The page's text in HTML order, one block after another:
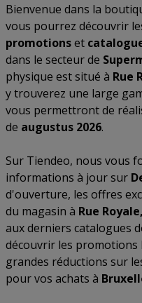
Bienvenue dans la
vous pourrez découvrir
promotionset
dans le secteur de
physique est situé à Rue
y trouverez une large
vous permettront de
de augustus 2026.
Sur Tiendeo, nous vous
informations à jour sur
d'ouverture, les offres
du magasin à Rue
aux derniers catalogues
découvrir les promotions
grandes réductions sur
pour vos achats à